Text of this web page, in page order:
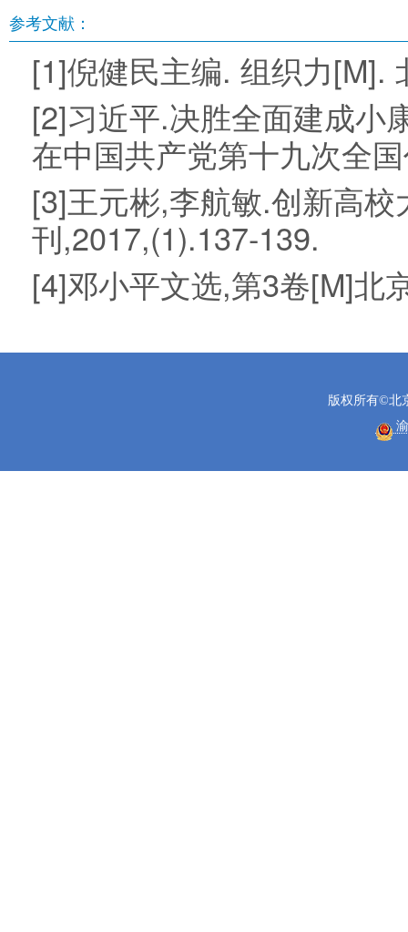
参考文献：
[1]倪健民主编. 组织力[M].
[2]习近平.决胜全面建成
在中国共产党第十九次全
[3]王元彬,李航敏.创新高
刊,2017,(1).137-139.
[4]邓小平文选,第3卷[M]北
版权所有©北